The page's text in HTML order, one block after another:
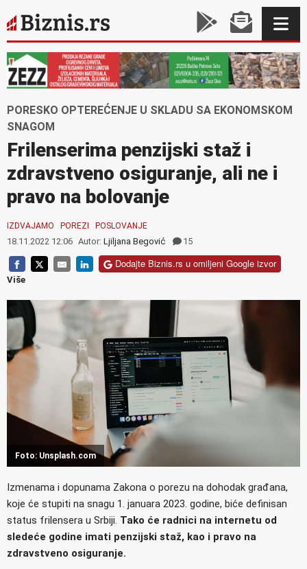
PORESKO OPTEREĆENJE U SKLADU SA EKONOMSKOM
SNAGOM
Frilenserima penzijski staž i
zdravstveno osiguranje, ali ne i
pravo na bolovanje
IZDVAJAMO POREZI POSLOVANJE
18.11.2022 12:06 Autor: Ljiljana Begović 15
Dodajte Biznis.rs u omiljeni Google izvor
Više
Foto: Unsplash.com
Izmenama i dopunama Zakona o porezu na dohodak građana,
koje će stupiti na snagu 1. januara 2023. godine, biće definisan
status frilensera u Srbiji. Tako će radnici na internetu od
sledeće godine imati penzijski staž, kao i pravo na
zdravstveno osiguranje.